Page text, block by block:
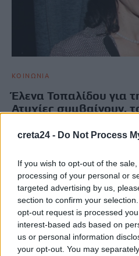
creta24 - Do Not Process
If you wish to opt-out of the
processing of your personal or
targeted advertising by us,
section to confirm your
opt-out request is processed
interest-based ads based on
us or personal information
your opt-out. You may
ΚΟΙΝΩΝΙΑ
Έλενα Τοπαλίδου για
Ατυχίες συμβαίνουν,
Πανελλήνιες
Τοπαλίδου, επισημαίνοντας πως
Newsroom 5 Ιουνίου, 2026
ΡΟΗ ΕΙΔΗΣΕΩΝ
ΔΕΕΠ (ΝΟΔΕ) Ηρακλείου: Με